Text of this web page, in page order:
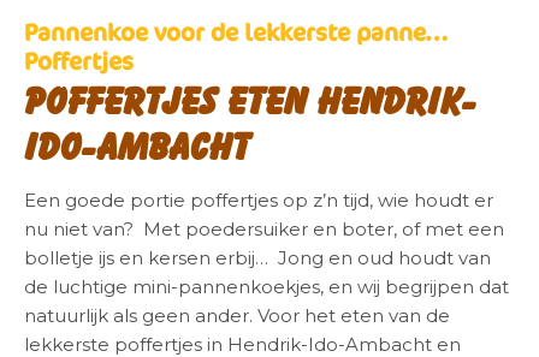
Pannenkoe voor de lekkerste panne…
Poffertjes
Poffertjes eten Hendrik-
Ido-Ambacht
Een goede portie poffertjes op z’n tijd, wie houdt er
nu niet van? Met poedersuiker en boter, of met een
bolletje ijs en kersen erbij… Jong en oud houdt van
de luchtige mini-pannenkoekjes, en wij begrijpen dat
natuurlijk als geen ander. Voor het eten van de
lekkerste poffertjes in Hendrik-Ido-Ambacht en